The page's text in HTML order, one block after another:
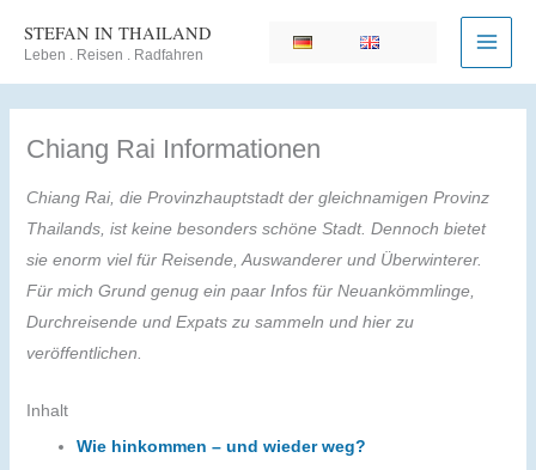
Inhalt
STEFAN IN THAILAND
Leben . Reisen . Radfahren
Chiang Rai Informationen
Chiang Rai, die Provinzhauptstadt der gleichnamigen Provinz
Thailands, ist keine besonders schöne Stadt. Dennoch bietet
sie enorm viel für Reisende, Auswanderer und Überwinterer.
Für mich Grund genug ein paar Infos für Neuankömmlinge,
Durchreisende und Expats zu sammeln und hier zu
veröffentlichen.
Inhalt
Wie hinkommen – und wieder weg?